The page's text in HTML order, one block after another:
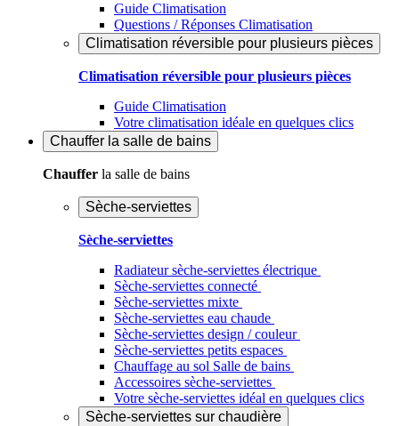
Guide Climatisation
Questions / Réponses Climatisation
Climatisation réversible pour plusieurs pièces
Climatisation réversible pour plusieurs pièces
Guide Climatisation
Votre climatisation idéale en quelques clics
Chauffer la salle de bains
Chauffer la salle de bains
Sèche-serviettes
Sèche-serviettes
Radiateur sèche-serviettes électrique
Sèche-serviettes connecté
Sèche-serviettes mixte
Sèche-serviettes eau chaude
Sèche-serviettes design / couleur
Sèche-serviettes petits espaces
Chauffage au sol Salle de bains
Accessoires sèche-serviettes
Votre sèche-serviettes idéal en quelques clics
Sèche-serviettes sur chaudière